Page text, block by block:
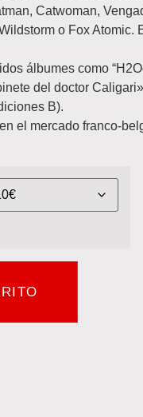
Catwoman,
o Fox
álbumes como
del doctor
B).
el mercado franco-